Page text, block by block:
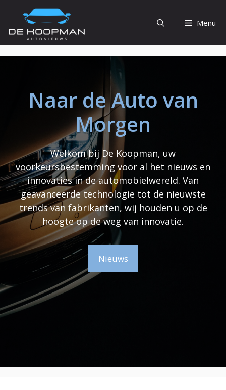
de
inhoud
Menu
Naar de Auto van
Morgen
Welkom bij De Koopman, uw
voorkeursbestemming voor al het nieuws en
innovaties in de automobielwereld. Van
geavanceerde technologie tot de nieuwste
trends van fabrikanten, wij houden u op de
hoogte op de weg van innovatie.
Nieuws